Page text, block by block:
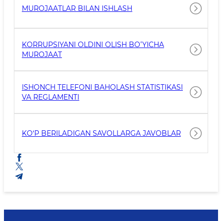
MUROJAATLAR BILAN ISHLASH
KORRUPSIYANI OLDINI OLISH BOʻYICHA
MUROJAAT
ISHONCH TELEFONI BAHOLASH STATISTIKASI
VA REGLAMENTI
KO‘P BERILADIGAN SAVOLLARGA JAVOBLAR